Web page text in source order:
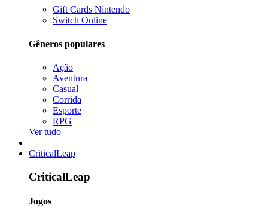
Gift Cards Nintendo
Switch Online
Gêneros populares
Ação
Aventura
Casual
Corrida
Esporte
RPG
Ver tudo
CriticalLeap
CriticalLeap
Jogos